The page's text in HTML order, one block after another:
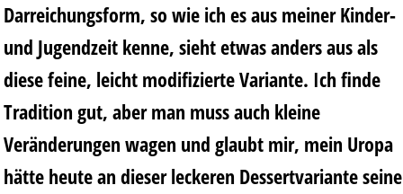
Darreichungsform, so wie ich es aus meiner Kinder-
und Jugendzeit kenne, sieht etwas anders aus als
diese feine, leicht modifizierte Variante. Ich finde
Tradition gut, aber man muss auch kleine
Veränderungen wagen und glaubt mir, mein Uropa
hätte heute an dieser leckeren Dessertvariante seine